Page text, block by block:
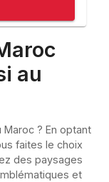
au
? En optant
faites le choix
des paysages
et